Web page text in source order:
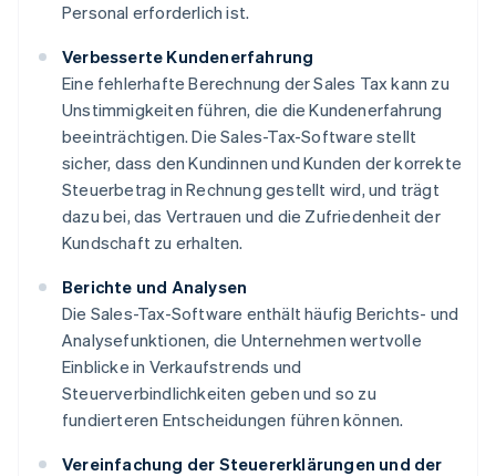
Personal erforderlich ist.
Verbesserte Kundenerfahrung
Eine fehlerhafte Berechnung der Sales Tax kann zu
Unstimmigkeiten führen, die die Kundenerfahrung
beeinträchtigen. Die Sales-Tax-Software stellt
sicher, dass den Kundinnen und Kunden der korrekte
Steuerbetrag in Rechnung gestellt wird, und trägt
dazu bei, das Vertrauen und die Zufriedenheit der
Kundschaft zu erhalten.
Berichte und Analysen
Die Sales-Tax-Software enthält häufig Berichts- und
Analysefunktionen, die Unternehmen wertvolle
Einblicke in Verkaufstrends und
Steuerverbindlichkeiten geben und so zu
fundierteren Entscheidungen führen können.
Vereinfachung der Steuererklärungen und der